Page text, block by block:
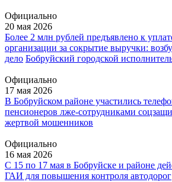
Официально
20 мая 2026
Более 2 млн рублей предъявлено к
организации за сокрытие выручки:
дело Бобруйский городской
Официально
17 мая 2026
В Бобруйском районе участились
пенсионеров лже-сотрудниками
жертвой мошенников
Официально
16 мая 2026
С 15 по 17 мая в Бобруйске и районе
ГАИ для повышения контроля автодорог